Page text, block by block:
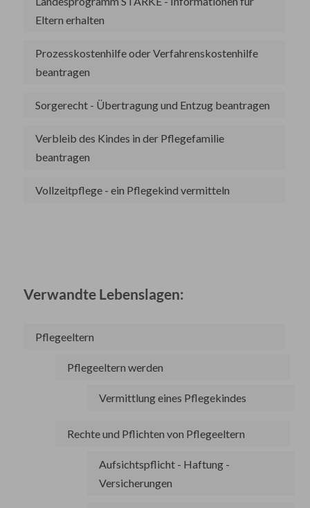
Eltern erhalten
Prozesskostenhilfe oder Verfahrenskostenhilfe
beantragen
Sorgerecht - Übertragung und Entzug beantragen
Verbleib des Kindes in der Pflegefamilie
beantragen
Vollzeitpflege - ein Pflegekind vermitteln
Verwandte Lebenslagen:
Pflegeeltern
Pflegeeltern werden
Vermittlung eines Pflegekindes
Rechte und Pflichten von Pflegeeltern
Aufsichtspflicht - Haftung -
Versicherungen